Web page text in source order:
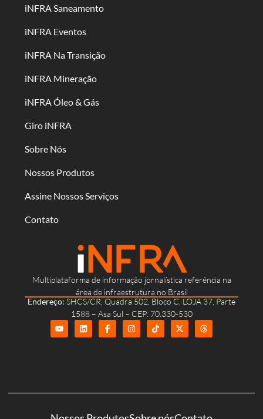
Multiplataforma de informação jornalística referência na
área de infraestrutura no Brasil
Endereço: SHCS/CR, Quadra 502, Bloco C, LOJA 37, Parte
1588 – Asa Sul – CEP: 70.330-530
iNFRA Saneamento
iNFRA Eventos
iNFRA Na Transição
iNFRA Mineração
iNFRA Óleo & Gás
Giro iNFRA
Sobre Nós
Nossos Produtos
Assine Nossos Serviços
Contato